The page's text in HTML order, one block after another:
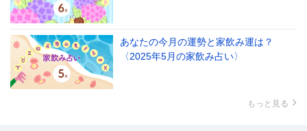
あなたの今月の運勢と家飲み運は？
〈2025年5月の家飲み占い〉
もっと見る